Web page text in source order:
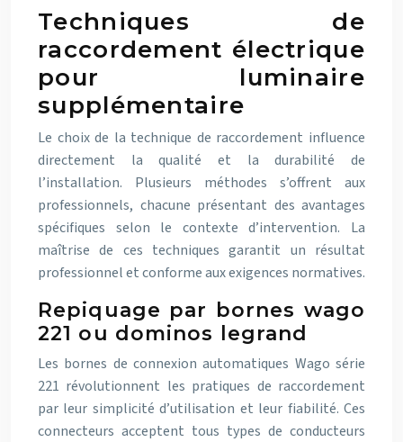
Techniques de
raccordement électrique
pour luminaire
supplémentaire
Le choix de la technique de raccordement influence
directement la qualité et la durabilité de
l’installation. Plusieurs méthodes s’offrent aux
professionnels, chacune présentant des avantages
spécifiques selon le contexte d’intervention. La
maîtrise de ces techniques garantit un résultat
professionnel et conforme aux exigences normatives.
Repiquage par bornes wago
221 ou dominos legrand
Les bornes de connexion automatiques Wago série
221 révolutionnent les pratiques de raccordement
par leur simplicité d’utilisation et leur fiabilité. Ces
connecteurs acceptent tous types de conducteurs